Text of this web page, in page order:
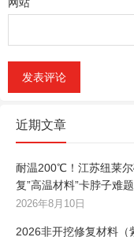
近期文章
耐温200℃！江苏纽莱
复”高温材料”卡脖子难题
2026年8月10日
2026非开挖修复材料（